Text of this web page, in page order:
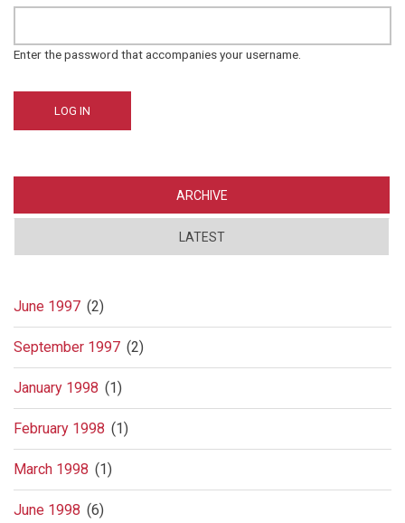
Enter the password that accompanies your username.
ARCHIVE
LATEST
June 1997 (2)
September 1997 (2)
January 1998 (1)
February 1998 (1)
March 1998 (1)
June 1998 (6)